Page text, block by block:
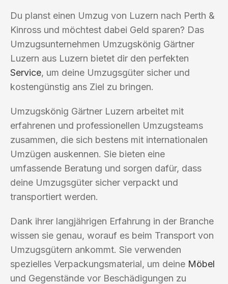
Du planst einen Umzug von Luzern nach Perth &
Kinross und möchtest dabei Geld sparen? Das
Umzugsunternehmen Umzugskönig Gärtner
Luzern aus Luzern bietet dir den perfekten
Service, um deine Umzugsgüter sicher und
kostengünstig ans Ziel zu bringen.
Umzugskönig Gärtner Luzern arbeitet mit
erfahrenen und professionellen Umzugsteams
zusammen, die sich bestens mit internationalen
Umzügen auskennen. Sie bieten eine
umfassende Beratung und sorgen dafür, dass
deine Umzugsgüter sicher verpackt und
transportiert werden.
Dank ihrer langjährigen Erfahrung in der Branche
wissen sie genau, worauf es beim Transport von
Umzugsgütern ankommt. Sie verwenden
spezielles Verpackungsmaterial, um deine Möbel
und Gegenstände vor Beschädigungen zu